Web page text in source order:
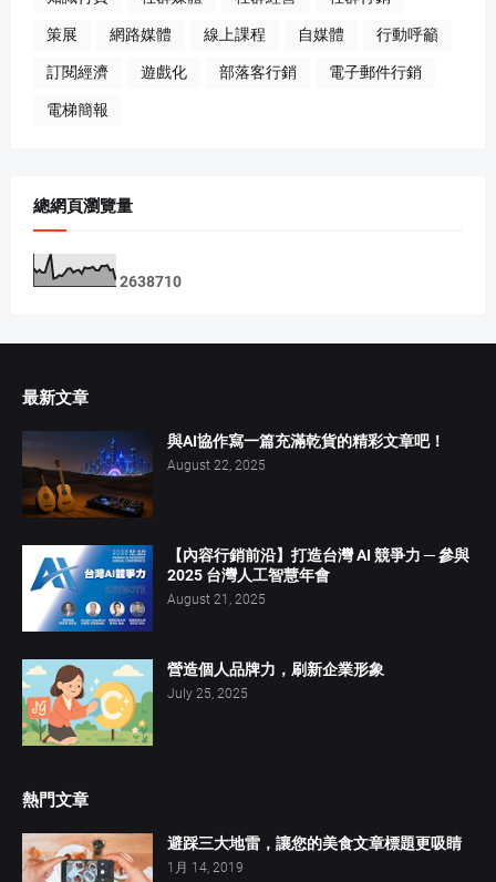
策展 網路媒體 線上課程 自媒體 行動呼籲
訂閱經濟 遊戲化 部落客行銷 電子郵件行銷
電梯簡報
總網頁瀏覽量
2638710
最新文章
與AI協作寫一篇充滿乾貨的精彩文章吧！
August 22, 2025
【內容行銷前沿】打造台灣 AI 競爭力 ─ 參與
2025 台灣人工智慧年會
August 21, 2025
營造個人品牌力，刷新企業形象
July 25, 2025
熱門文章
避踩三大地雷，讓您的美食文章標題更吸睛
1月 14, 2019